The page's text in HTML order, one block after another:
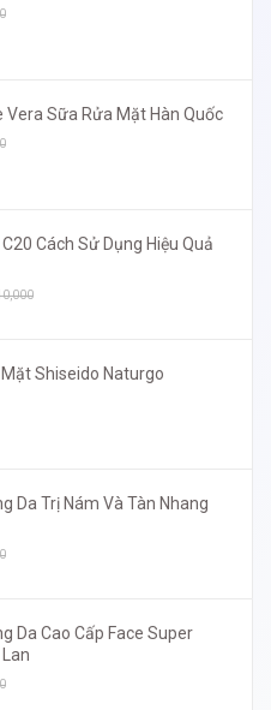
Vera Sữa Rửa Mặt Hàn Quốc
Cách Sử Dụng Hiệu Quả
Shiseido Naturgo
Da Trị Nám Và Tàn Nhang
Da Cao Cấp Face Super